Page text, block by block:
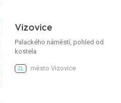
Vizovice
Palackého náměstí, pohled od
kostela
ZL město Vizovice